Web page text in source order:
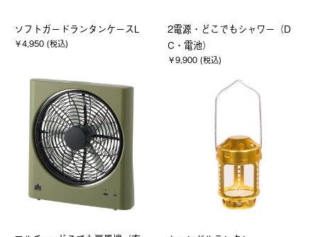
ソフトガードランタンケースL
￥4,950 (税込)
2電源・どこでもシャワー（D
C・電池）
￥9,900 (税込)